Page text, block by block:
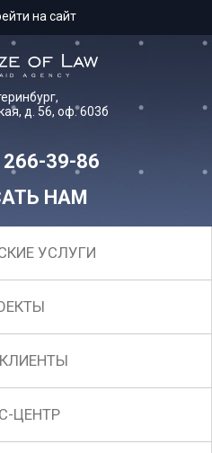
на сайт
д. 56, оф. 603б
39-86
НАМ
УСЛУГИ
ЦЕНТР